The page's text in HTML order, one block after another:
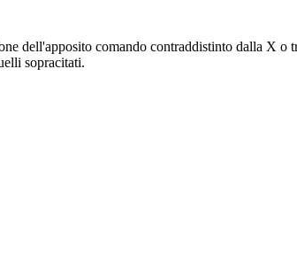
dell'apposito comando contraddistinto dalla X
sopracitati.